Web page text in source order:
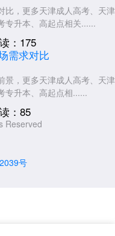
比，更多天津成人高考、天津
专升本、高起点相关......
：175
景，更多天津成人高考、天津
专升本、高起点相......
：85
Reserved
号